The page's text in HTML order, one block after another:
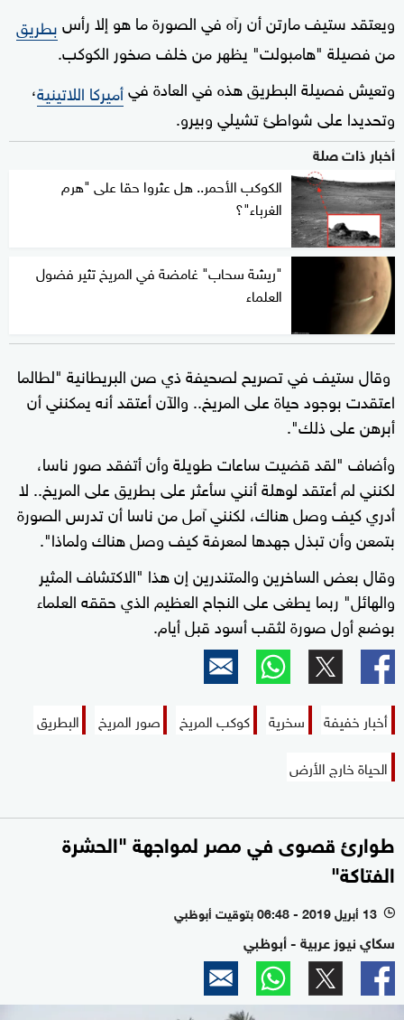
ويعتقد ستيف مارتن أن رآه في الصورة ما هو إلا رأسبطريق
من فصيلة "هامبولت" يظهر من خلف صخور الكوكب.
وتعيش فصيلة البطريق هذه في العادة فيأميركا اللاتينية،
وتحديدا على شواطئ تشيلي وبيرو.
أخبار ذات صلة
الكوكب الأحمر.. هل عثروا حقا على "هرم
الغرباء"؟
"ريشة سحاب" غامضة في المريخ تثير فضول
العلماء
وقال ستيف في تصريح لصحيفة ذي صن البريطانية "لطالما
اعتقدت بوجود حياة على المريخ.. والآن أعتقد أنه يمكنني أن
أبرهن على ذلك".
وأضاف "لقد قضيت ساعات طويلة وأن أتفقد صور ناسا،
لكنني لم أعتقد لوهلة أنني سأعثر على بطريق على المريخ.. لا
أدري كيف وصل هناك، لكنني آمل من ناسا أن تدرس الصورة
بتمعن وأن تبذل جهدها لمعرفة كيف وصل هناك ولماذا".
وقال بعض الساخرين والمتندرين إن هذا "الاكتشاف المثير
والهائل" ربما يطغى على النجاح العظيم الذي حققه العلماء
بوضع أول صورة لثقب أسود قبل أيام.
أخبار خفيفة سخرية كوكب المريخ صور المريخ
البطريق
الحياة خارج الأرض
طوارئ قصوى في مصر لمواجهة "الحشرة
الفتاكة"
l 13 أبريل 2019 - 06:48 بتوقيت أبوظبي
سكاي نيوز عربية - أبوظبي